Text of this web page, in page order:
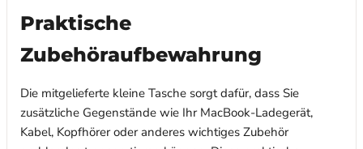
Praktische
Zubehöraufbewahrung
Die mitgelieferte kleine Tasche sorgt dafür, dass Sie
zusätzliche Gegenstände wie Ihr MacBook-Ladegerät,
Kabel, Kopfhörer oder anderes wichtiges Zubehör